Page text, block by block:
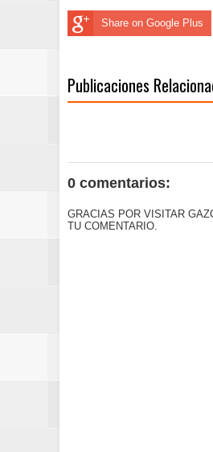
Share on Google Plus
Publicaciones
0 comentarios:
GRACIAS POR VISITAR
TU COMENTARIO.